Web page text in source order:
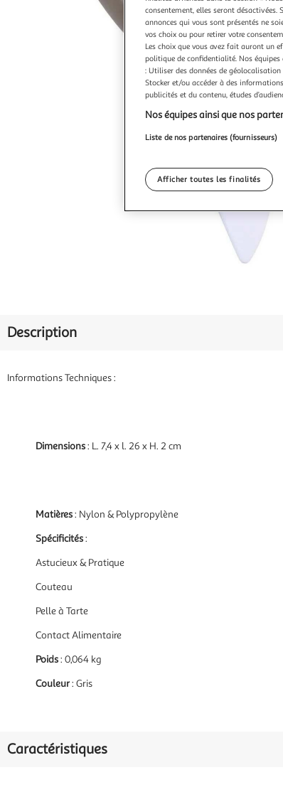
Description
Informations Techniques :
Dimensions: L. 7,4 x l. 26 x H. 2 cm
Matières: Nylon & Polypropylène
Spécificités:
Astucieux & Pratique
Couteau
Pelle à Tarte
Contact Alimentaire
Poids: 0,064 kg
Couleur: Gris
Caractéristiques
consentement, elles seront
annonces qui vous sont présentés ne
vos choix ou pour retirer votre
Les choix que vous avez fait auront un
politique de confidentialité. Nos
: Utiliser des données de
Stocker et/ou accéder à des
publicités et du contenu, études
Nos équipes ainsi que nos
Liste de nos partenaires (fournisseurs)
Afficher toutes les finalités